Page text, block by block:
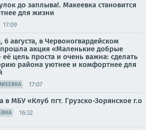
до заплыва!. Макеевка становится
для жизни
17:09
6 августа, в Червоногвардейском
акция «Маленькие добрые
цель проста и очень важна: сделать
района уютнее и комфортнее для
17:07
в МБУ «Клуб пгт. Грузско-Зорянское г.о
16:32